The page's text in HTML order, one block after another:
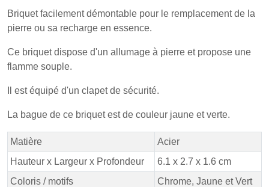
Briquet facilement démontable pour le remplacement de la
pierre ou sa recharge en essence.
Ce briquet dispose d'un allumage à pierre et propose une
flamme souple.
Il est équipé d'un clapet de sécurité.
La bague de ce briquet est de couleur jaune et verte.
Matière
Acier
Hauteur x Largeur x Profondeur
6.1 x 2.7 x 1.6 cm
Coloris / motifs
Chrome, Jaune et Vert